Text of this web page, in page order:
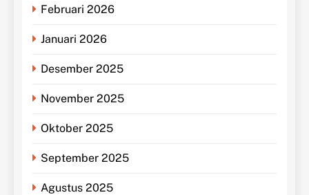
Februari 2026
Januari 2026
Desember 2025
November 2025
Oktober 2025
September 2025
Agustus 2025